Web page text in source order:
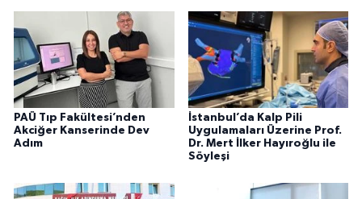
PAÜ Tıp Fakültesi’nden
Akciğer Kanserinde Dev
Adım
İstanbul’da Kalp Pili
Uygulamaları Üzerine Prof.
Dr. Mert İlker Hayıroğlu ile
Söyleşi